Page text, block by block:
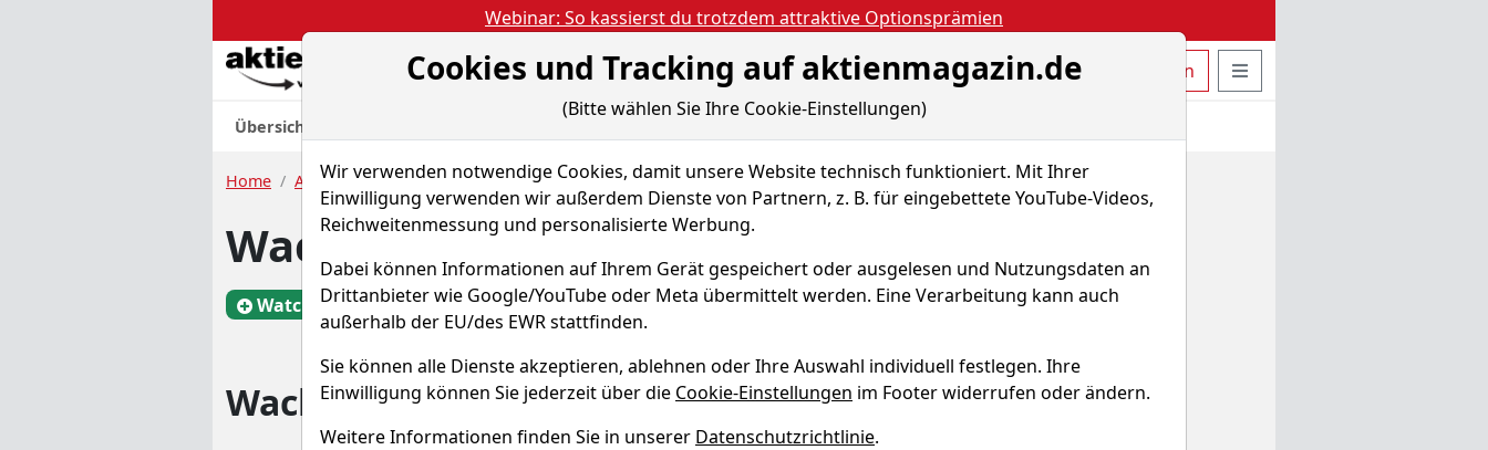
Webinar: So kassierst du trotzdem attraktive Optionsprämien
Aktien Nachrichten Magazine Aktien- und Artikelsuche öffnen
Gratis Account Bestellen Login Seitennavigation öffnen
Übersicht
Home Aktien Wacker Chemie AG Renditedreieck
Wacker Chemie Aktie
Watchlist WCH WKN WCH888
Wacker Chemie Renditedreieck
Cookies und Tracking auf aktienmagazin.de
(Bitte wählen Sie Ihre Cookie-Einstellungen)
Wir verwenden notwendige Cookies, damit unsere Website technisch funktioniert. Mit Ihrer
Einwilligung verwenden wir außerdem Dienste von Partnern, z. B. für eingebettete YouTube-Videos,
Reichweitenmessung und personalisierte Werbung.
Dabei können Informationen auf Ihrem Gerät gespeichert oder ausgelesen und Nutzungsdaten an
Drittanbieter wie Google/YouTube oder Meta übermittelt werden. Eine Verarbeitung kann auch
außerhalb der EU/des EWR stattfinden.
Sie können alle Dienste akzeptieren, ablehnen oder Ihre Auswahl individuell festlegen. Ihre
Einwilligung können Sie jederzeit über die Cookie-Einstellungen im Footer widerrufen oder ändern.
Weitere Informationen finden Sie in unserer Datenschutzrichtlinie.